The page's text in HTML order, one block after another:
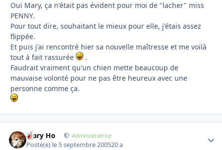
Oui Mary, ça n'était pas évident pour moi de "lacher" miss
PENNY.
Pour tout dire, souhaitant le mieux pour elle, j'étais assez
flippée.
Et puis j'ai rencontré hier sa nouvelle maîtresse et me voilà
tout à fait rassurée
.
Faudrait vraiment qu'un chien mette beaucoup de
mauvaise volonté pour ne pas être heureux avec une
personne comme ça.
Mary Ho Administratrice
Posté(e) le 5 septembre 200520 a